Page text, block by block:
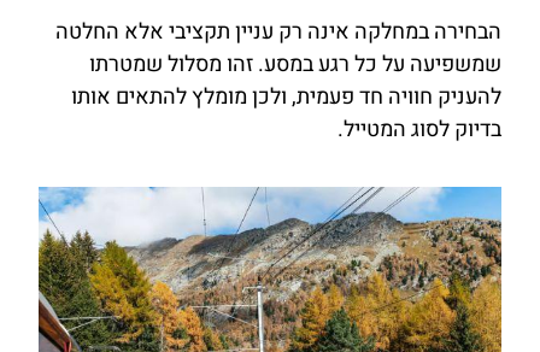
הבחירה במחלקה אינה רק עניין תקציבי אלא החלטה
שמשפיעה על כל רגע במסע. זהו מסלול שמטרתו
להעניק חוויה חד פעמית, ולכן מומלץ להתאים אותו
בדיוק לסוג המטייל.